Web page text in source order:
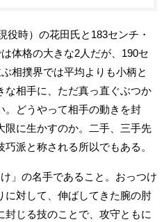
時）の花田氏と183センチ・
体格の大きな2人だが、190セ
相撲界では平均よりも小柄と
な相手に、ただ真っ直ぐぶつか
。どうやって相手の動きを封
限に生かすのか。二手、三手先
派と称される所以でもある。
」の名手であること。おっつけ
に対して、伸ばしてきた腕の肘
じる技のことで、攻守ともに